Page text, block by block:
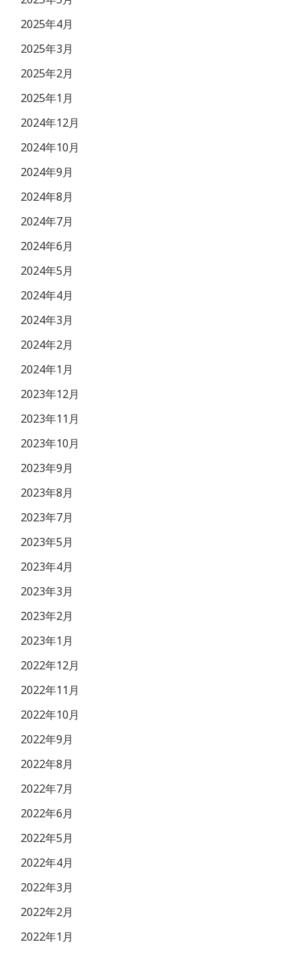
2025年4月
2025年3月
2025年2月
2025年1月
2024年12月
2024年10月
2024年9月
2024年8月
2024年7月
2024年6月
2024年5月
2024年4月
2024年3月
2024年2月
2024年1月
2023年12月
2023年11月
2023年10月
2023年9月
2023年8月
2023年7月
2023年5月
2023年4月
2023年3月
2023年2月
2023年1月
2022年12月
2022年11月
2022年10月
2022年9月
2022年8月
2022年7月
2022年6月
2022年5月
2022年4月
2022年3月
2022年2月
2022年1月